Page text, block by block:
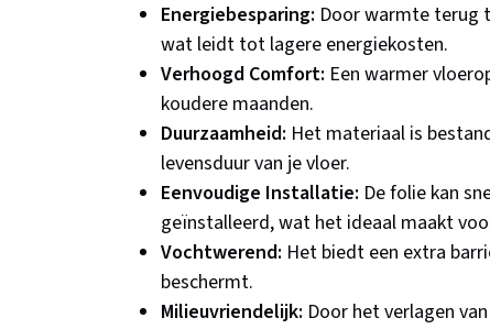
Energiebesparing: Door warmte terug
wat leidt tot lagere energiekosten.
Verhoogd Comfort: Een warmer
koudere maanden.
Duurzaamheid: Het materiaal is
levensduur van je vloer.
Eenvoudige Installatie: De folie kan
geïnstalleerd, wat het ideaal maakt
Vochtwerend: Het biedt een extra
beschermt.
Milieuvriendelijk: Door het verlagen